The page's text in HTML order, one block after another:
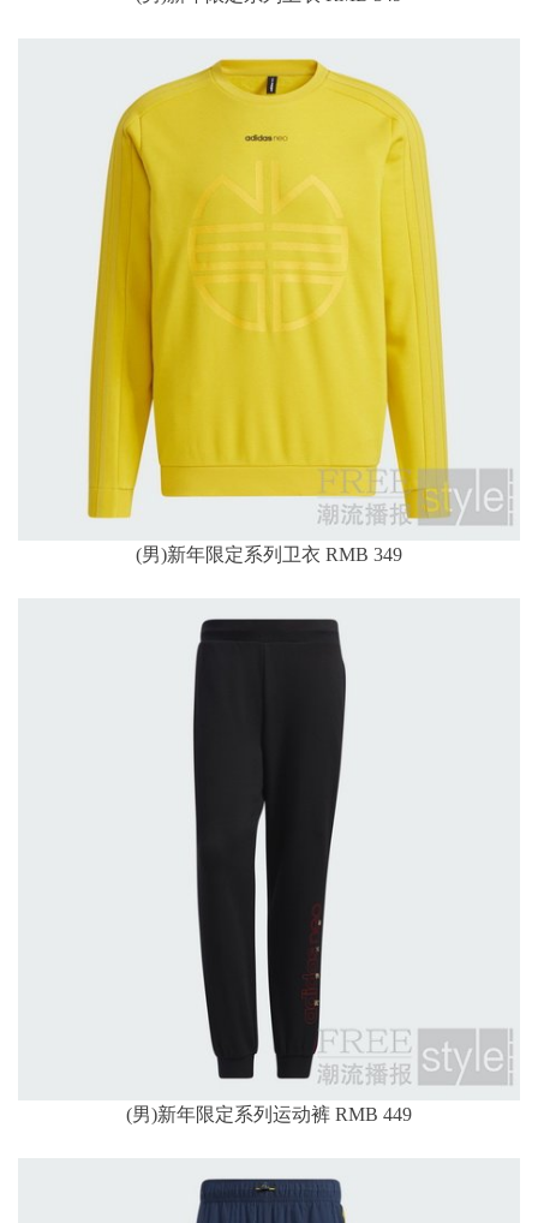
(男)新年限定系列卫衣 RMB 349
(男)新年限定系列运动裤 RMB 449